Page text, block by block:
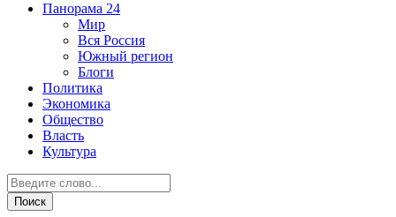
Панорама 24
Мир
Вся Россия
Южный регион
Блоги
Политика
Экономика
Общество
Власть
Культура